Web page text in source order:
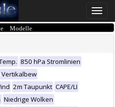
Toggle
Modelle
850 hPa Stromlinien
Vertikalbew
2m Taupunkt CAPE/LI
Niedrige Wolken